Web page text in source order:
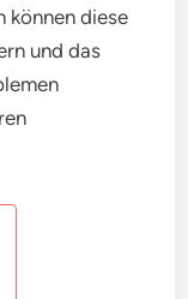
können diese
und das